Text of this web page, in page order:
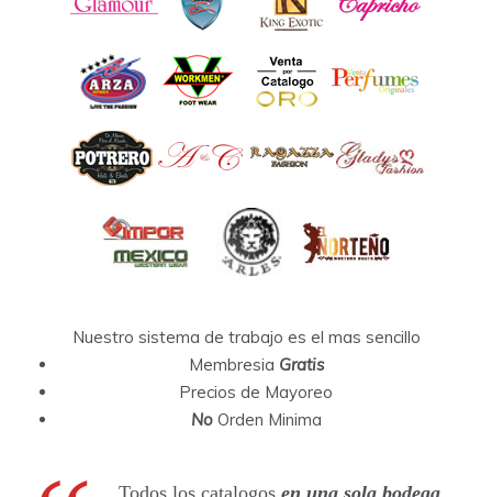
Nuestro sistema de trabajo es el mas sencillo
Membresia Gratis
Precios de Mayoreo
NoOrden Minima